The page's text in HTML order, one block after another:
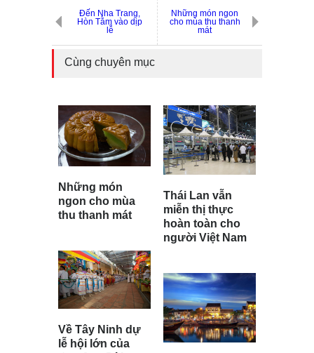
Đến Nha Trang,
Hòn Tằm vào dịp
lễ
Những món ngon
cho mùa thu thanh
mát
Cùng chuyên mục
Những món
ngon cho mùa
thu thanh mát
Về Tây Ninh dự
lễ hội lớn của
Thái Lan vẫn
miễn thị thực
hoàn toàn cho
người Việt Nam